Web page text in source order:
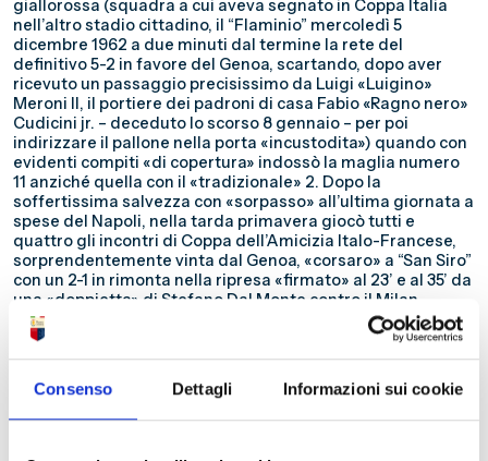
Consenso Dettagli Informazioni sui cookie
giallorossa (squadra a cui aveva segnato in Coppa Italia
nell’altro stadio cittadino, il “Flaminio” mercoledì 5
dicembre 1962 a due minuti dal termine la rete del
definitivo 5-2 in favore del Genoa, scartando, dopo aver
ricevuto un passaggio precisissimo da Luigi «Luigino»
Meroni II, il portiere dei padroni di casa Fabio «Ragno nero»
Cudicini jr. – deceduto lo scorso 8 gennaio – per poi
indirizzare il pallone nella porta «incustodita») quando con
evidenti compiti «di copertura» indossò la maglia numero
11 anziché quella con il «tradizionale» 2. Dopo la
soffertissima salvezza con «sorpasso» all’ultima giornata a
spese del Napoli, nella tarda primavera giocò tutti e
quattro gli incontri di Coppa dell’Amicizia Italo-Francese,
sorprendentemente vinta dal Genoa, «corsaro» a “San Siro”
con un 2-1 in rimonta nella ripresa «firmato» al 23’ e al 35’ da
una «doppietta» di Stefano Dal Monte contro il Milan
«fresco» vincitore della Coppa dei Campioni: Bagnasco
aveva segnato al 6’ della ripresa con un forte tiro al volo, su
perfetto «assist» di Meroni II, la rete del definitivo 3-0 nel
ritorno dei Quarti di Finale contro lo Stade Rennais,
disputatosi a Genova sabato 8 giugno 1963, otto giorni
prima della soprammenzionata Finalissima. La stagione
dal nuovo tecnico argentino Benjamin César Santos (poi